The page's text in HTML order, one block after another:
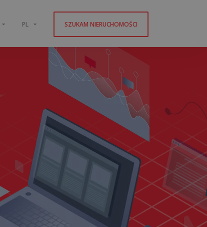
PL SZUKAM NIERUCHOMOŚCI